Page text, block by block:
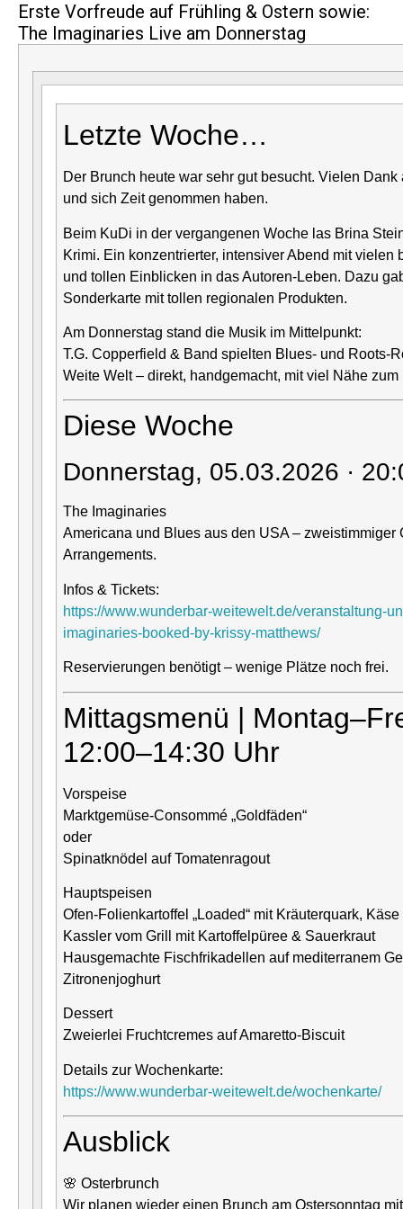
Erste Vorfreude auf Frühling & Ostern sowie:
The Imaginaries Live am Donnerstag
Letzte Woche…
Der Brunch heute war sehr gut besucht. Vielen
und sich Zeit genommen haben.
Beim KuDi in der vergangenen Woche las Brina
Krimi. Ein konzentrierter, intensiver Abend mit vielen
und tollen Einblicken in das Autoren-Leben. Dazu
Sonderkarte mit tollen regionalen Produkten.
Am Donnerstag stand die Musik im Mittelpunkt:
T.G. Copperfield & Band spielten Blues- und Roots-
Weite Welt– direkt, handgemacht, mit viel Nähe zum
Diese Woche
Donnerstag, 05.03.2026 ·
The Imaginaries
Americana und Blues aus den USA – zweistimmiger
Arrangements.
Infos & Tickets:
https://www.wunderbar-weitewelt.de/veranstaltung-
imaginaries-booked-by-krissy-matthews/
Reservierungen benötigt – wenige Plätze noch frei.
Mittagsmenü |
12:00–14:30 Uhr
Vorspeise
Marktgemüse-Consommé „Goldfäden“
oder
Spinatknödel auf Tomatenragout
Hauptspeisen
Ofen-Folienkartoffel „Loaded“ mit Kräuterquark,
Kassler vom Grill mit Kartoffelpüree & Sauerkraut
Hausgemachte Fischfrikadellen auf mediterranem
Zitronenjoghurt
Dessert
Zweierlei Fruchtcremes auf Amaretto-Biscuit
Details zur Wochenkarte:
https://www.wunderbar-weitewelt.de/wochenkarte/
Ausblick
🌸 Osterbrunch
Wir planen wieder einen Brunch am Ostersonntag